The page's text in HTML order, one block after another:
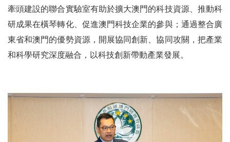
牽頭建設的聯合實驗室有助於擴大澳門的科技資源、推動科
研成果在橫琴轉化、促進澳門科技企業的參與；通過整合廣
東省和澳門的優勢資源，開展協同創新、協同攻關，把產業
和科學研究深度融合，以科技創新帶動產業發展。